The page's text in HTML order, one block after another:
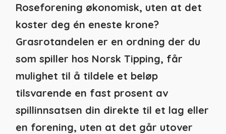
Roseforening økonomisk, uten at det
koster deg én eneste krone?
Grasrotandelen er en ordning der du
som spiller hos Norsk Tipping, får
mulighet til å tildele et beløp
tilsvarende en fast prosent av
spillinnsatsen din direkte til et lag eller
en forening, uten at det går utover